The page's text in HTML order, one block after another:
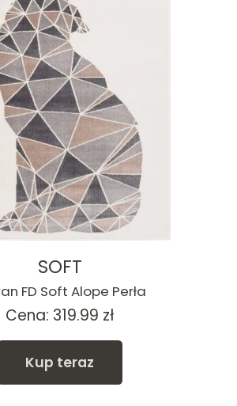
SOFT
FD Soft Alope Perła
Cena: 319.99 zł
Kup teraz